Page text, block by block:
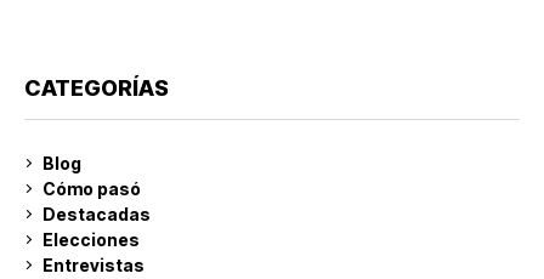
CATEGORÍAS
Blog
Cómo pasó
Destacadas
Elecciones
Entrevistas